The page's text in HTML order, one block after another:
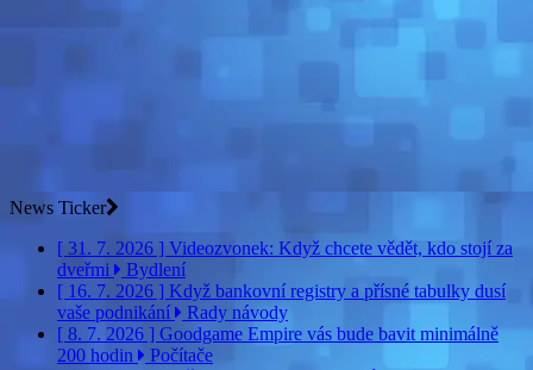
News Ticker
[ 31. 7. 2026 ] Videozvonek: Když chcete vědět, kdo stojí za
dveřmi
Bydlení
[ 16. 7. 2026 ] Když bankovní registry a přísné tabulky dusí
vaše podnikání
Rady návody
[ 8. 7. 2026 ] Goodgame Empire vás bude bavit minimálně
200 hodin
Počítače